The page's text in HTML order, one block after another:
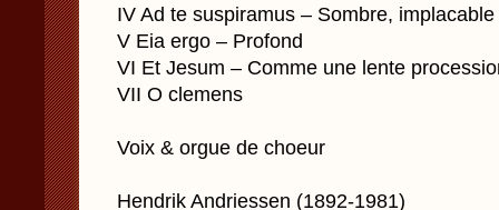
IV Ad te suspiramus – Sombre, implacable
V Eia ergo – Profond
VI Et Jesum – Comme une lente
VII O clemens
Voix & orgue de choeur
Hendrik Andriessen (1892-1981)